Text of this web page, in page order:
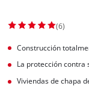
(6)
Construcción
La protección contra
Viviendas de chapa